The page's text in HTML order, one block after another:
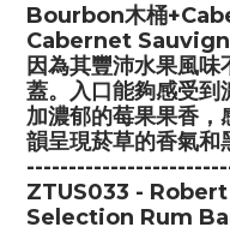
Bourbon木桶
Cabernet
因為其豐沛水果風
蓋。入口能夠感受到
加濃郁的莓果果香
韻呈現菸草的香氣和
ZTUS033 -
Selection Rum